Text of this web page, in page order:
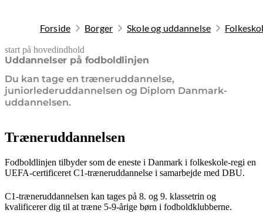
Forside Borger Skole og uddannelse
start på hovedindhold
Uddannelser på fodboldlinjen
Du kan tage en træneruddannelse,
juniorlederuddannelsen og Diplom Danmark-
uddannelsen.
senest opdateret 19. januar 2026
Træneruddannelsen
Fodboldlinjen tilbyder som de eneste i Danmark i folkeskole-regi en
UEFA-certificeret C1-træneruddannelse i samarbejde med DBU.
C1-træneruddannelsen kan tages på 8. og 9. klassetrin og
kvalificerer dig til at træne 5-9-årige børn i fodboldklubberne.